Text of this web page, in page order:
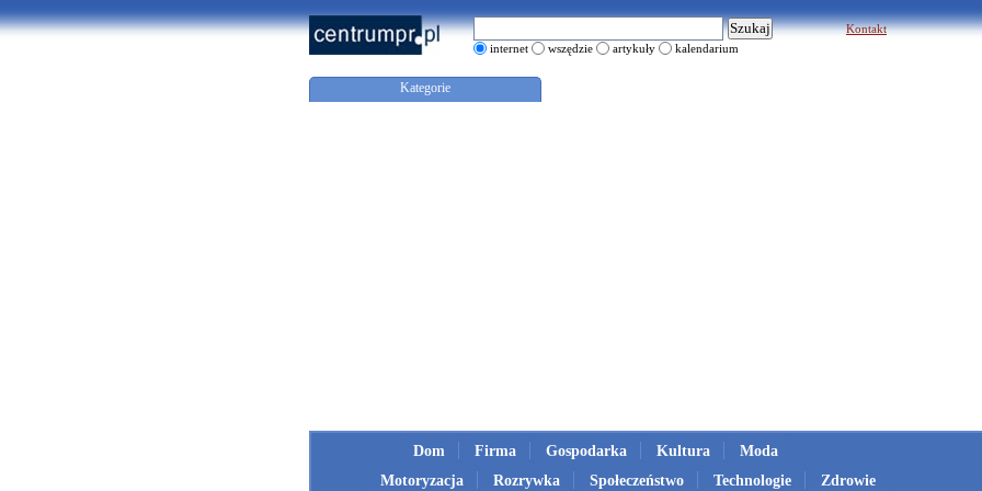
internet wszędzie artykuły kalendarium
Kontakt
Kategorie
Dom Firma Gospodarka Kultura
Moda
Motoryzacja
Rozrywka Społeczeństwo Technologie Zdrowie